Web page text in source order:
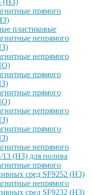
(НЗ)
прямого
пластиковые
непрямого
непрямого
прямого
прямого
непрямого
прямого
непрямого
13 (НЗ) для полива
прямого
сред SF9252 (H3)
непрямого
сред SF9232 (H3)